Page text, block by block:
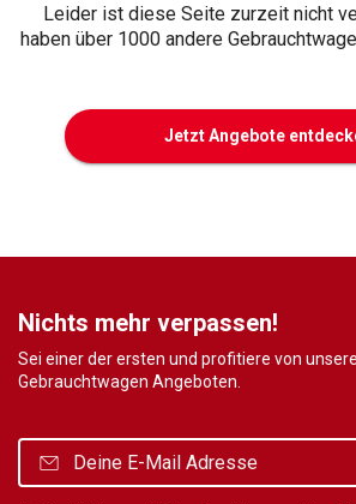
Leider ist diese Seite zurzeit nicht
haben über 1000 andere
Jetzt Angebote
Nichts mehr verpassen!
Sei einer der ersten und profitiere von
Gebrauchtwagen Angeboten.